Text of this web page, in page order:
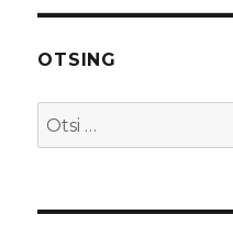
OTSING
Otsi: